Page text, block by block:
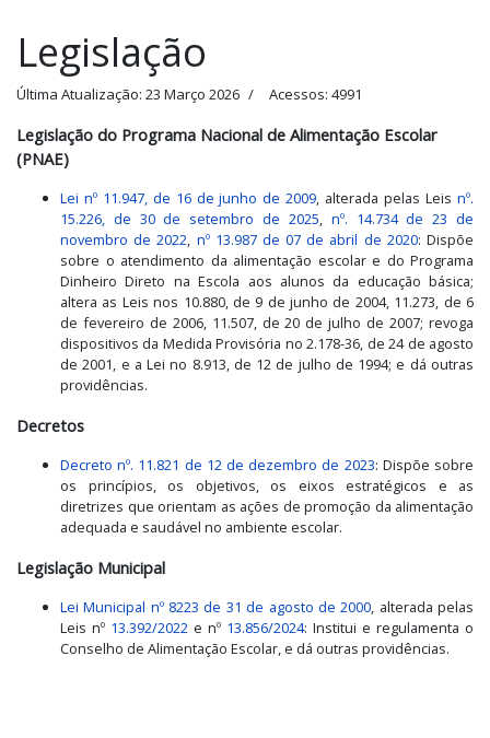
Legislação
Última Atualização: 23 Março 2026 Acessos: 4991
Legislação do Programa Nacional de Alimentação Escolar
(PNAE)
Lei nº 11.947, de 16 de junho de 2009, alterada pelas Leis nº.
15.226, de 30 de setembro de 2025, nº. 14.734 de 23 de
novembro de 2022, nº 13.987 de 07 de abril de 2020: Dispõe
sobre o atendimento da alimentação escolar e do Programa
Dinheiro Direto na Escola aos alunos da educação básica;
altera as Leis nos 10.880, de 9 de junho de 2004, 11.273, de 6
de fevereiro de 2006, 11.507, de 20 de julho de 2007; revoga
dispositivos da Medida Provisória no 2.178-36, de 24 de agosto
de 2001, e a Lei no 8.913, de 12 de julho de 1994; e dá outras
providências.
Decretos
Decreto nº. 11.821 de 12 de dezembro de 2023: Dispõe sobre
os princípios, os objetivos, os eixos estratégicos e as
diretrizes que orientam as ações de promoção da alimentação
adequada e saudável no ambiente escolar.
Legislação Municipal
Lei Municipal nº 8223 de 31 de agosto de 2000, alterada pelas
Leis nº 13.392/2022 e nº 13.856/2024: Institui e regulamenta o
Conselho de Alimentação Escolar, e dá outras providências.